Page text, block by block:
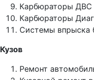
Карбюраторы ДВС
Карбюраторы
Системы впрыска
Кузов
Ремонт